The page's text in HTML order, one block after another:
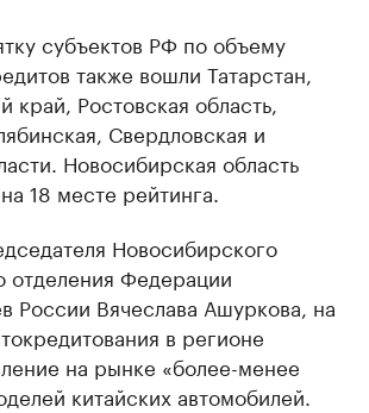
субъектов РФ по объему
также вошли Татарстан,
край, Ростовская область,
Свердловская и
Новосибирская область
18 месте рейтинга.
Новосибирского
отделения Федерации
России Вячеслава Ашуркова, на
в регионе
на рынке «более-менее
китайских автомобилей.